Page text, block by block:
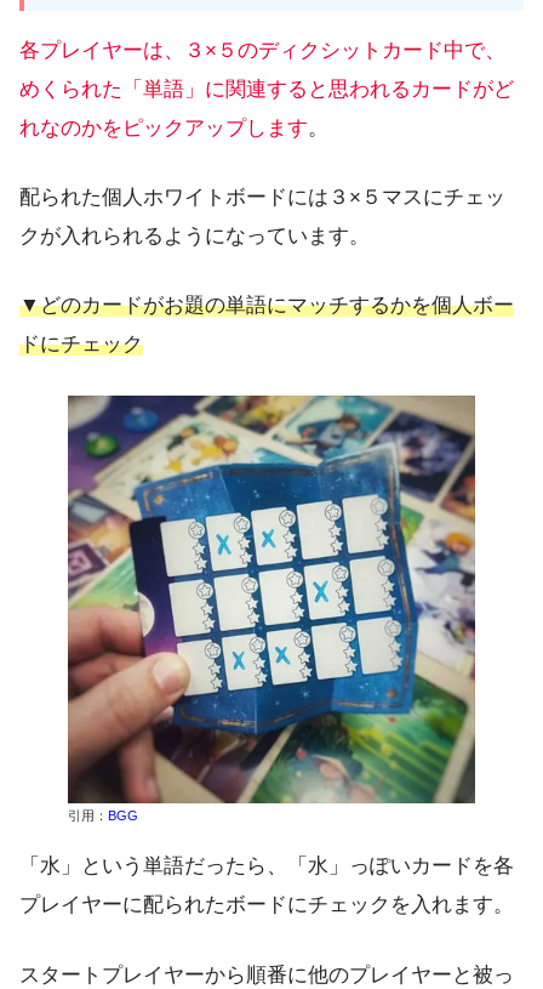
各プレイヤーは、３×５のディクシットカード中で、
めくられた「単語」に関連すると思われるカードがど
れなのかをピックアップします。
配られた個人ホワイトボードには３×５マスにチェッ
クが入れられるようになっています。
▼どのカードがお題の単語にマッチするかを個人ボー
ドにチェック
引用： BGG
「水」という単語だったら、「水」っぽいカードを各
プレイヤーに配られたボードにチェックを入れます。
スタートプレイヤーから順番に他のプレイヤーと被っ